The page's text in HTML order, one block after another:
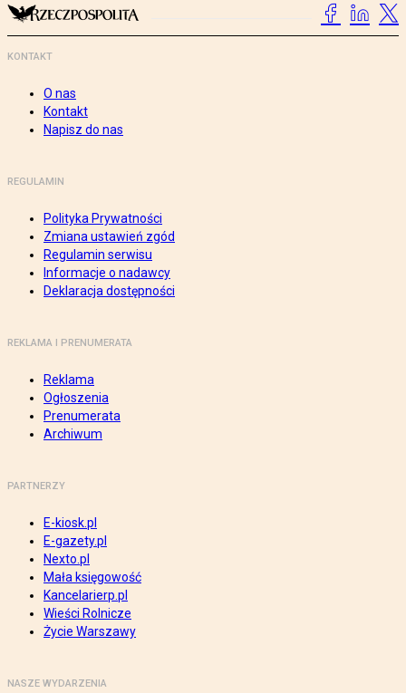
KONTAKT
O nas
Kontakt
Napisz do nas
REGULAMIN
Polityka Prywatności
Zmiana ustawień zgód
Regulamin serwisu
Informacje o nadawcy
Deklaracja dostępności
REKLAMA I PRENUMERATA
Reklama
Ogłoszenia
Prenumerata
Archiwum
PARTNERZY
E-kiosk.pl
E-gazety.pl
Nexto.pl
Mała księgowość
Kancelarierp.pl
Wieści Rolnicze
Życie Warszawy
NASZE WYDARZENIA